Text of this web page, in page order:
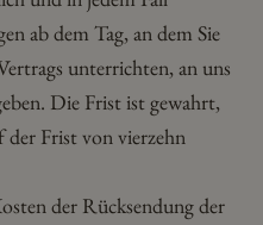
ab dem Tag, an dem Sie
unterrichten, an uns
Die Frist ist gewahrt,
der Frist von vierzehn
der Rücksendung der